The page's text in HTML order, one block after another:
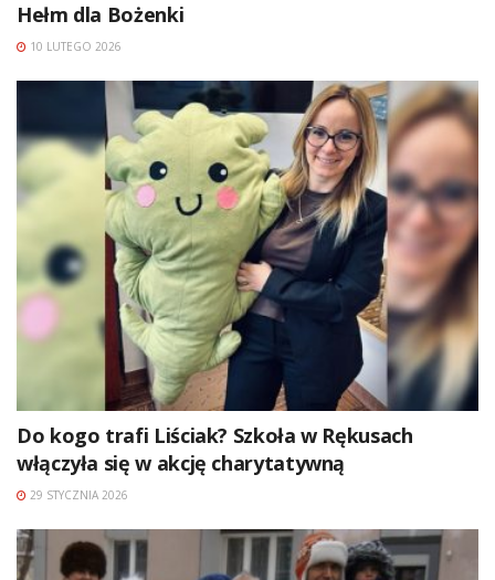
Hełm dla Bożenki
10 LUTEGO 2026
Do kogo trafi Liściak? Szkoła w Rękusach
włączyła się w akcję charytatywną
29 STYCZNIA 2026